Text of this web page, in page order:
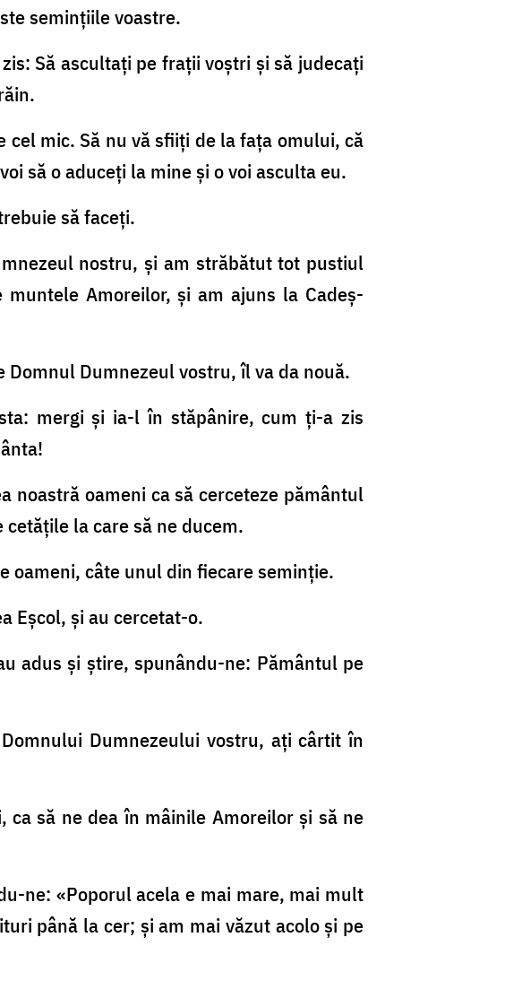
seminţiile voastre.
Să ascultaţi pe fraţii voştri şi să judecaţi
mic. Să nu vă sfiiţi de la faţa omului, că
să o aduceţi la mine şi o voi asculta eu.
să faceţi.
nostru, şi am străbătut tot pustiul
Amoreilor, şi am ajuns la Cadeş-
Dumnezeul vostru, îl va da nouă.
mergi şi ia-l în stăpânire, cum ţi-a zis
oameni ca să cerceteze pământul
la care să ne ducem.
oameni, câte unul din fiecare seminţie.
Eşcol, şi au cercetat-o.
adus şi ştire, spunându-ne: Pământul pe
Dumnezeului vostru, aţi cârtit în
să ne dea în mâinile Amoreilor şi să ne
ne: «Poporul acela e mai mare, mai mult
până la cer; şi am mai văzut acolo şi pe